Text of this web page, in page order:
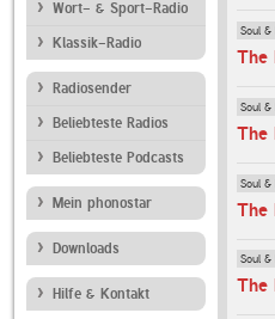
Wort- & Sport-Radio
Klassik-Radio
Radiosender
Beliebteste Radios
Beliebteste Podcasts
Mein phonostar
Downloads
Hilfe & Kontakt
Soul &
The
Soul &
The
Soul &
The
Soul
The